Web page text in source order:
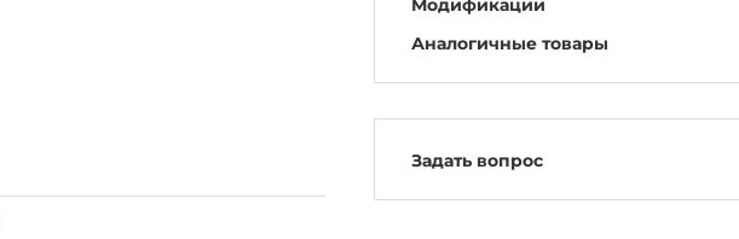
Модификации
Аналогичные товары
Задать вопрос